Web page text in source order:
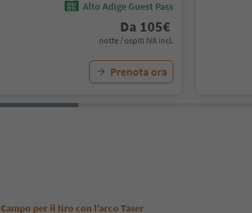
Alto Adige Guest Pass
Da 105€
notte / ospiti IVA incl.
Prenota ora
Campo per il tiro con l’arco Taser